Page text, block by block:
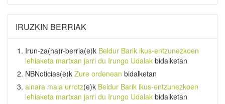
IRUZKIN BERRIAK
Irun-za(ha)r-berria(e)k Beldur Barik ikus-entzunezkoen
lehiaketa martxan jarri du Irungo Udalak bidalketan
NBNoticias(e)k Zure ordenean bidalketan
ainara maia urrotz(e)k Beldur Barik ikus-entzunezkoen
lehiaketa martxan jarri du Irungo Udalak bidalketan